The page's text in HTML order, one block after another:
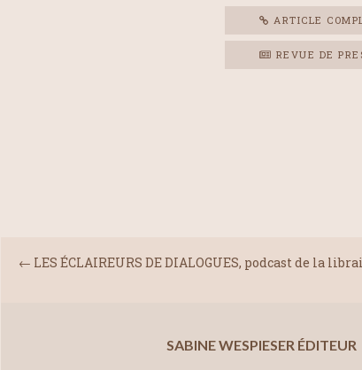
ARTICLE
REVUE DE
← LES ÉCLAIREURS DE DIALOGUES, podcast de la
SABINE WESPIESER ÉDITEUR